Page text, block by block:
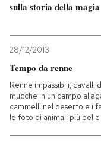
sulla storia della magia
28/12/2013
Tempo da renne
Renne impassibili, cavalli
mucche in un campo
cammelli nel deserto e i
le foto di animali più